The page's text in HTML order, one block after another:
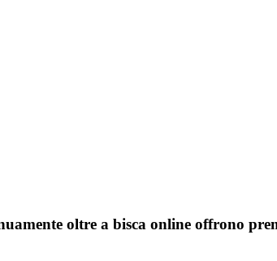
oltre a bisca online offrono